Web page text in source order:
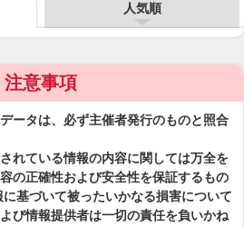
人気順
注意事項
ータは、必ず主催者発行のものと照合
れている情報の内容に関しては万全を
の正確性および安全性を保証するもの
基づいて被ったいかなる損害について
び情報提供者は一切の責任を負いかね